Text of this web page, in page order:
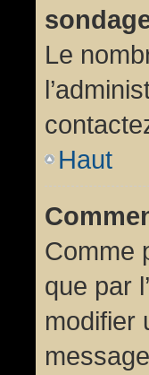
Le
Haut
Comme
que par
modifier